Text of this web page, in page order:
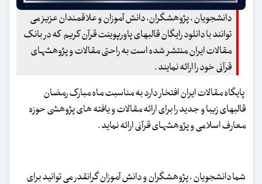
دانشجویان ، پژوهشگران، دانش آموزان و علاقمندان عزیز می
توانند با دانلود رایگان قالبهای پاورپوینت قرآن کریم که در بانک
مقالات ایران منتشر شده است به راحتی مقالات و پژوهشهای
قرآنی خود را ارائه نمایند .
پایگاه مقالات ایران افتخار دارد به مناسبت ماه مبارک رمضان
قالبهای زیبا و جدید را برای ارائه مقالات و یافته های پژوهشی حوزه
معارف اسلامی و پژوهشهای قرآنی ارائه نماید .
شما دانشجویان ، پژوهشگران و دانش آموزان گرانقدر می توانید برای